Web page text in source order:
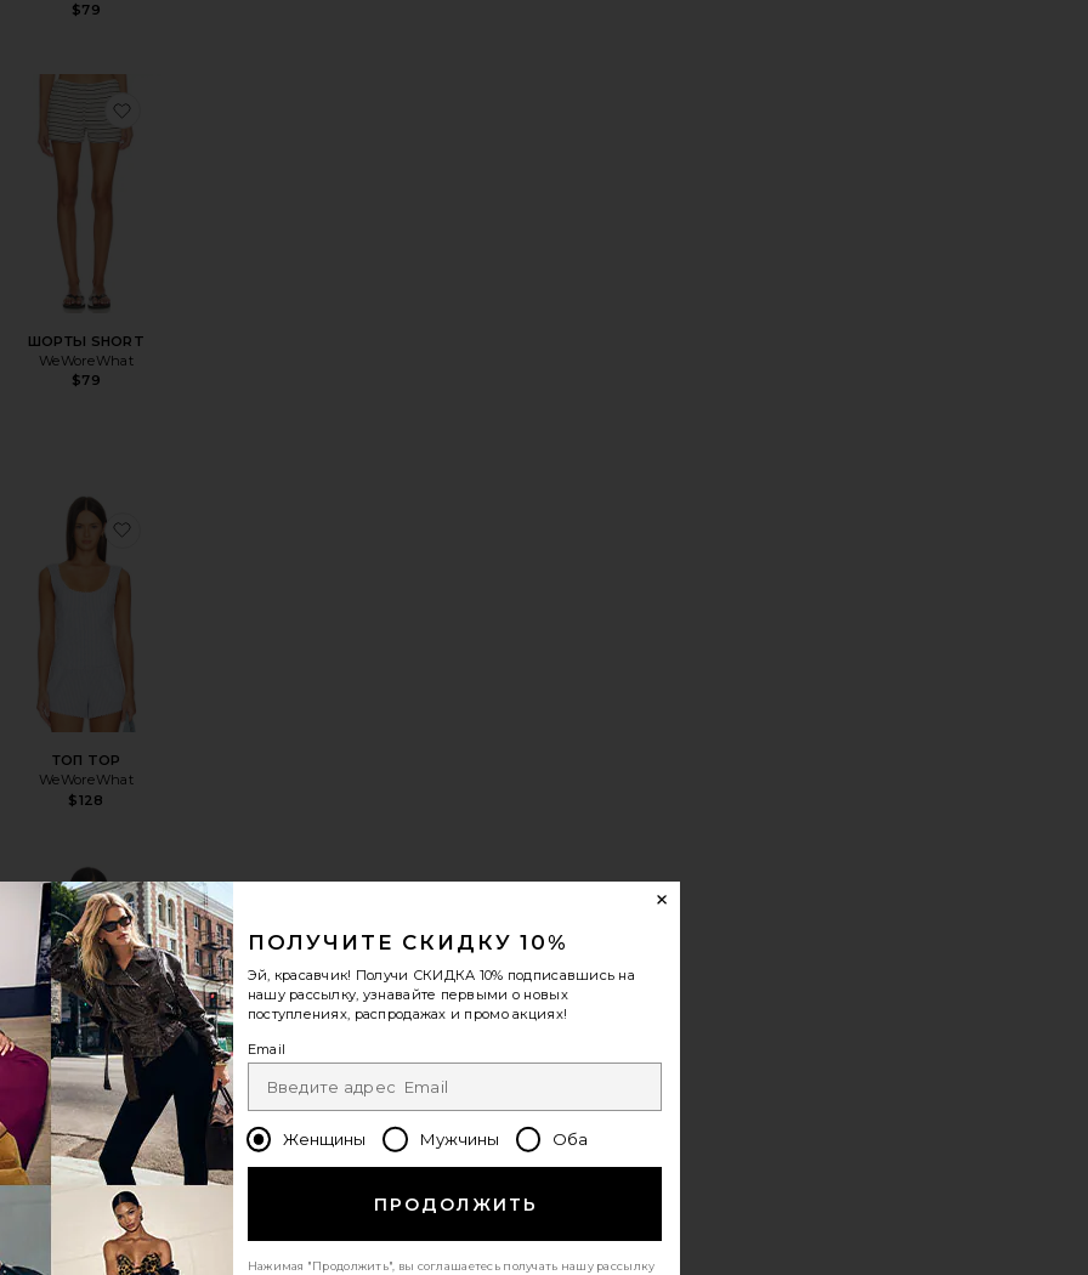
$79
SCOOP
DRESS БИКИНИ DELILAH
ШОРТЫ SHORT
WeWoreWhat
$79
TOP
ТОП TOP
WeWoreWhat
$128
TOP
ТОП БИКИНИ
COOPER
WeWoreWhat
избранноеТОП БИКИНИ COOPER
ПОЛУЧИТЕ СКИДКУ 10%
Эй, красавчик! Получи СКИДКА 10% подписавшись на
нашу рассылку, узнавайте первыми о новых
поступлениях, распродажах и промо акциях!
Email
Женщины Мужчины Оба
ПРОДОЛЖИТЬ
Нажимая "Продолжить", вы соглашаетесь получать нашу рассылку